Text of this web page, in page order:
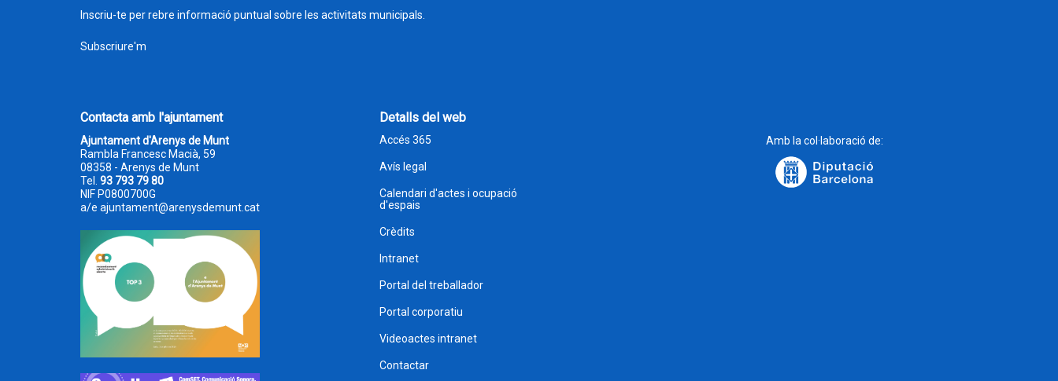
Inscriu-te per rebre informació puntual sobre les activitats municipals.
Subscriure'm
Contacta amb l'ajuntament
Ajuntament d'Arenys de Munt
Rambla Francesc Macià, 59
08358 - Arenys de Munt
Tel. 93 793 79 80
NIF P0800700G
a/e ajuntament@arenysdemunt.cat
Detalls del web
Accés 365
Avís legal
Calendari d'actes i ocupació
d'espais
Crèdits
Intranet
Portal del treballador
Portal corporatiu
Videoactes intranet
Contactar
Amb la col·laboració de: